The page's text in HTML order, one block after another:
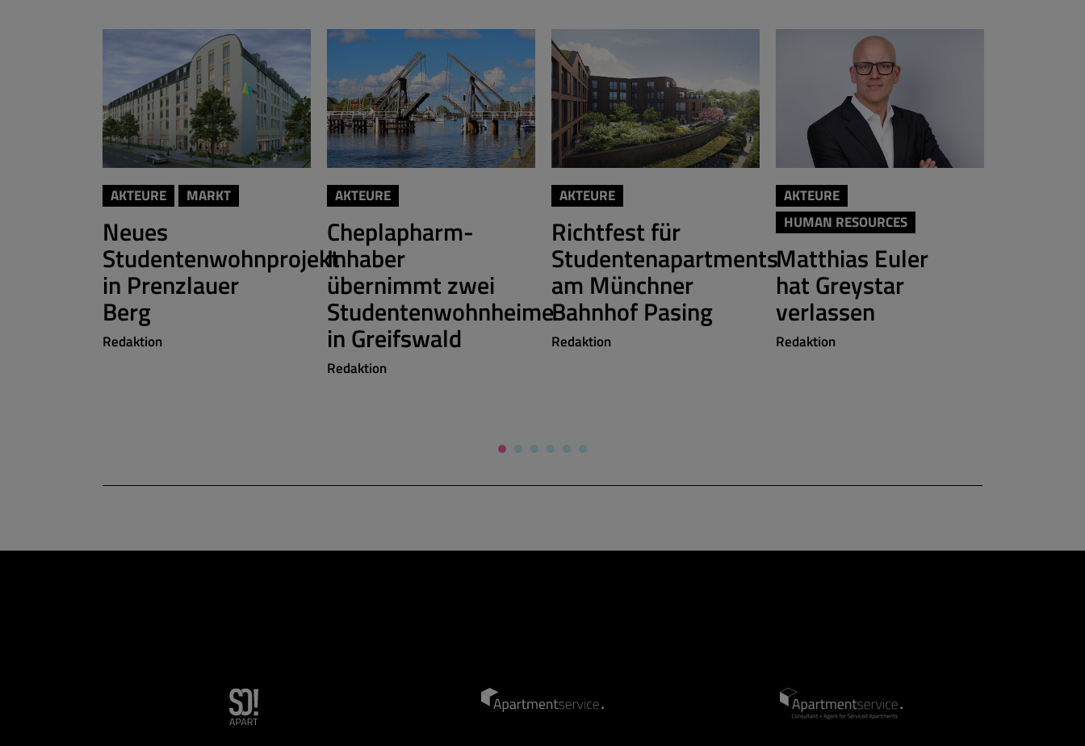
AKTEURE MARKT
Neues
Studentenwohnprojekt
in Prenzlauer
Berg
Redaktion
AKTEURE
Cheplapharm-
Inhaber
übernimmt zwei
Studentenwohnheime
in Greifswald
Redaktion
AKTEURE
Richtfest für
Studentenapartments
am Münchner
Bahnhof Pasing
Redaktion
AKTEURE
HUMAN RESOURCES
Matthias Euler
hat Greystar
verlassen
Redaktion